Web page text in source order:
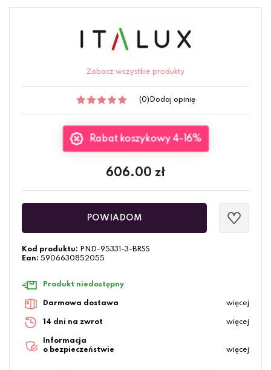
Zobacz wszystkie produkty
(0) Dodaj opinię
Rabat koszykowy 4-16%
606.00 zł
POWIADOM
Kod produktu: PND-95331-3-BRSS
Ean: 5906630852055
Produkt niedostępny
Darmowa dostawa więcej
14 dni na zwrot więcej
Informacja
o bezpieczeństwie
więcej